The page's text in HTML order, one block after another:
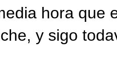
hora que
y sigo